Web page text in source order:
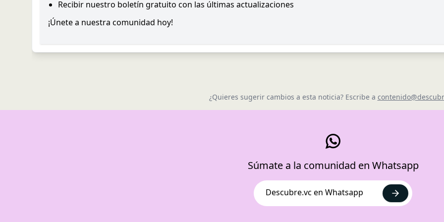
Recibir nuestro boletín gratuito con las últimas actualizaciones
¡Únete a nuestra comunidad hoy!
¿Quieres sugerir cambios a esta noticia? Escribe a
Súmate a la comunidad en Whatsapp
Descubre.vc en Whatsapp